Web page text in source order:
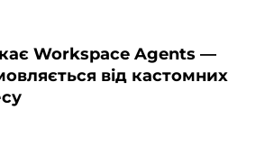
Workspace Agents —
від кастомних